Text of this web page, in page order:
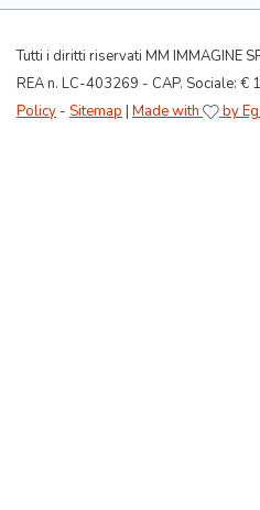
Tutti i diritti riservati MM IMMAGINE
REA n. LC-403269 - CAP. Sociale: €
Policy - Sitemap | Made with by